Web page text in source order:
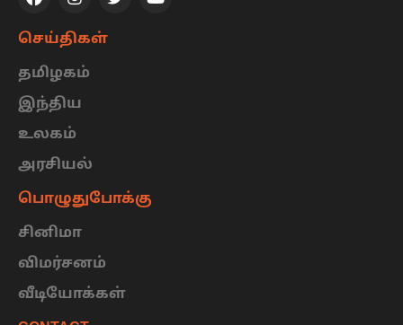
செய்திகள்
தமிழகம்
இந்திய
உலகம்
அரசியல்
பொழுதுபோக்கு
சினிமா
விமர்சனம்
வீடியோக்கள்